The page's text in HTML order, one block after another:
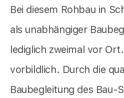
Bei diesem Rohbau in
als unabhängiger
lediglich zweimal vor
vorbildlich. Durch die
Baubegleitung des Bau-